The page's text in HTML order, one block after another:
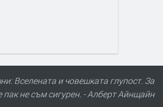
Вселената и човешката глупост. За
пак не съм сигурен. - Алберт Айнщайн